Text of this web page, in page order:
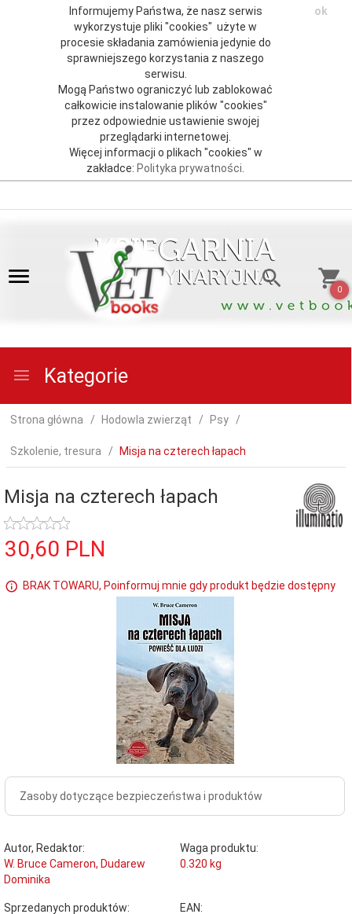
Informujemy Państwa, że nasz serwis
wykorzystuje pliki "cookies" użyte w
procesie składania zamówienia jedynie do
sprawniejszego korzystania z naszego
serwisu.
Mogą Państwo ograniczyć lub zablokować
całkowicie instalowanie plików "cookies"
przez odpowiednie ustawienie swojej
przeglądarki internetowej.
Więcej informacji o plikach "cookies" w
zakładce: Polityka prywatności.
ok
0
Kategorie
Strona główna Hodowla zwierząt Psy
Szkolenie, tresura Misja na czterech łapach
Misja na czterech łapach
30,60 PLN
BRAK TOWARU, Poinformuj mnie gdy produkt będzie dostępny
Zasoby dotyczące bezpieczeństwa i produktów
Autor, Redaktor:
W. Bruce Cameron, Dudarew
Dominika
Waga produktu:
0.320 kg
Sprzedanych produktów:
EAN: